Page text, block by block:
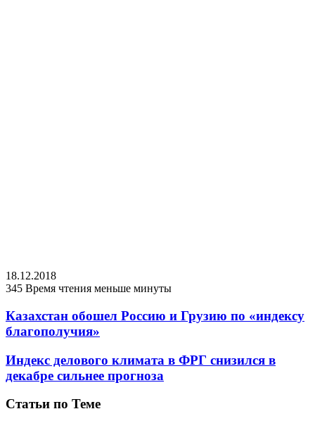
18.12.2018
345 Время чтения меньше минуты
Казахстан обошел Россию и Грузию по «индексу
благополучия»
Индекс делового климата в ФРГ снизился в
декабре сильнее прогноза
Статьи по Теме